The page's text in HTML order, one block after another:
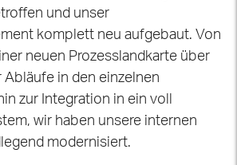
und unser
komplett neu aufgebaut. Von
neuen Prozesslandkarte über
in den einzelnen
zur Integration in ein voll
wir haben unsere internen
modernisiert.